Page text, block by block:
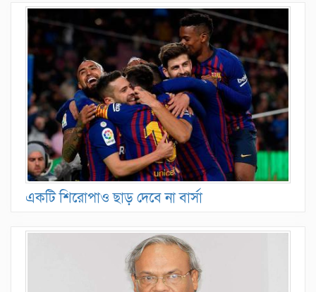
একটি শিরোপাও ছাড় দেবে না বার্সা